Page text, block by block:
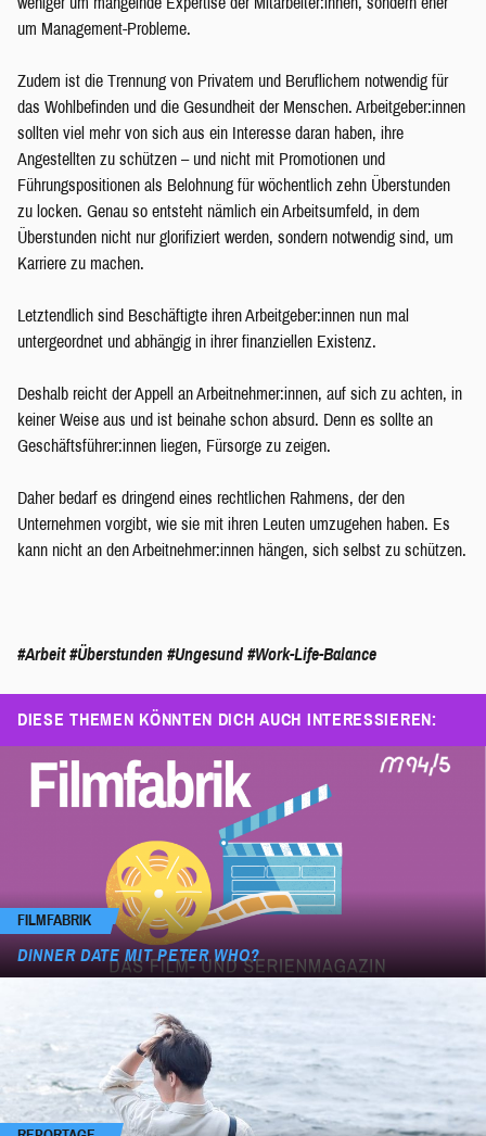
um Management-Probleme.
Zudem ist die Trennung von Privatem und Beruflichem notwendig für
das Wohlbefinden und die Gesundheit der Menschen. Arbeitgeber:innen
sollten viel mehr von sich aus ein Interesse daran haben, ihre
Angestellten zu schützen – und nicht mit Promotionen und
Führungspositionen als Belohnung für wöchentlich zehn Überstunden
zu locken. Genau so entsteht nämlich ein Arbeitsumfeld, in dem
Überstunden nicht nur glorifiziert werden, sondern notwendig sind, um
Karriere zu machen.
Letztendlich sind Beschäftigte ihren Arbeitgeber:innen nun mal
untergeordnet und abhängig in ihrer finanziellen Existenz.
Deshalb reicht der Appell an Arbeitnehmer:innen, auf sich zu achten, in
keiner Weise aus und ist beinahe schon absurd. Denn es sollte an
Geschäftsführer:innen liegen, Fürsorge zu zeigen.
Daher bedarf es dringend eines rechtlichen Rahmens, der den
Unternehmen vorgibt, wie sie mit ihren Leuten umzugehen haben. Es
kann nicht an den Arbeitnehmer:innen hängen, sich selbst zu schützen.
#Arbeit #Überstunden #Ungesund #Work-Life-Balance
DIESE THEMEN KÖNNTEN DICH AUCH INTERESSIEREN:
FILMFABRIK
DINNER DATE MIT PETER WHO?